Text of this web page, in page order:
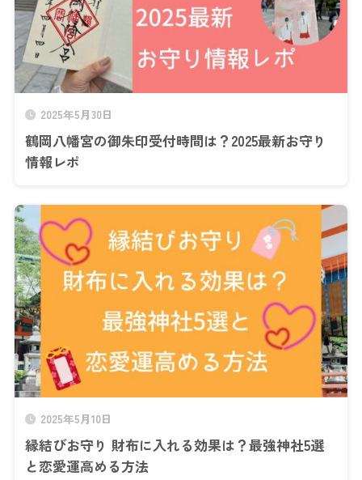
2025年5月30日
鶴岡八幡宮の御朱印受付時間は？2025最新お守り
情報レポ
2025年5月10日
縁結びお守り 財布に入れる効果は？最強神社5選
と恋愛運高める方法